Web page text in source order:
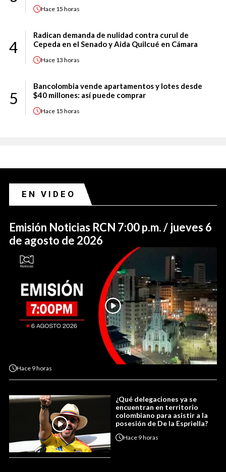
Hace 15 horas
4
Radican demanda de nulidad contra curul de
Cepeda en el Senado y Aida Quilcué en Cámara
Hace 13 horas
5
Bancolombia vende apartamentos y lotes desde
$40 millones: así puede comprar
Hace 15 horas
EN VIDEO
Emisión Noticias RCN 7:00 p.m. / jueves 6
de agosto de 2026
Hace 9 horas
¿Qué delegaciones ya se
encuentran en territorio
colombiano para asistir a la
posesión de De la Espriella?
Hace 9 horas